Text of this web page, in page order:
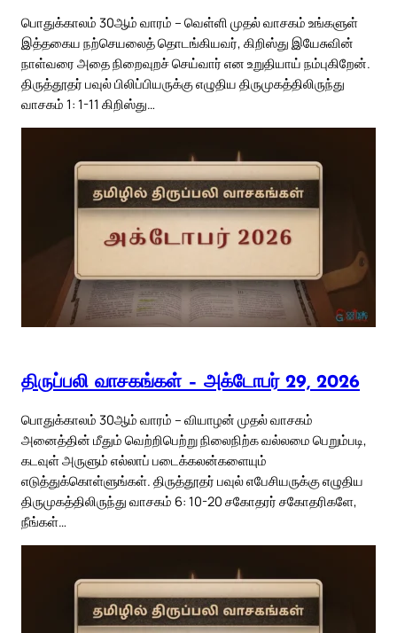
பொதுக்காலம் 30ஆம் வாரம் – வெள்ளி முதல் வாசகம் உங்களுள்
இத்தகைய நற்செயலைத் தொடங்கியவர், கிறிஸ்து இயேசுவின்
நாள்வரை அதை நிறைவுறச் செய்வார் என உறுதியாய் நம்புகிறேன்.
திருத்தூதர் பவுல் பிலிப்பியருக்கு எழுதிய திருமுகத்திலிருந்து
வாசகம் 1: 1-11 கிறிஸ்து…
திருப்பலி வாசகங்கள் – அக்டோபர் 29, 2026
பொதுக்காலம் 30ஆம் வாரம் – வியாழன் முதல் வாசகம்
அனைத்தின் மீதும் வெற்றிபெற்று நிலைநிற்க வல்லமை பெறும்படி,
கடவுள் அருளும் எல்லாப் படைக்கலன்களையும்
எடுத்துக்கொள்ளுங்கள். திருத்தூதர் பவுல் எபேசியருக்கு எழுதிய
திருமுகத்திலிருந்து வாசகம் 6: 10-20 சகோதரர் சகோதரிகளே,
நீங்கள்…